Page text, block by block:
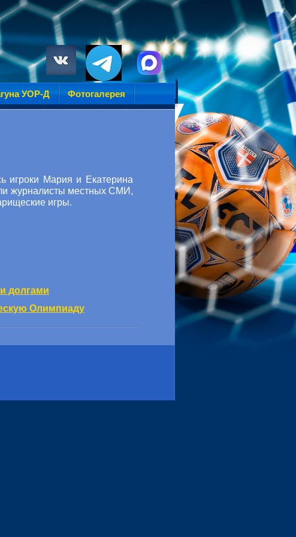
УОР-Д Фотогалерея
игроки Мария и Екатерина
журналисты местных СМИ,
игры.
долгами
Олимпиаду